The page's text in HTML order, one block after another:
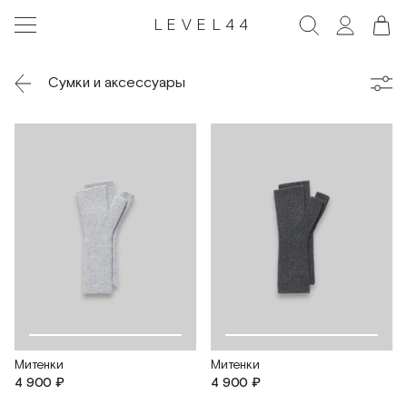
LEVEL44
Сумки и аксессуары
Митенки
4 900 ₽
Митенки
4 900 ₽